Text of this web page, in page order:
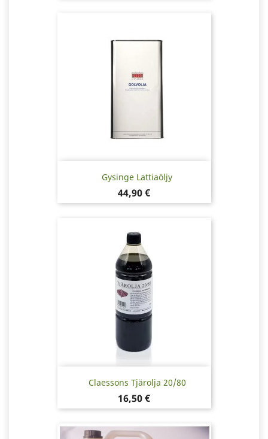
Gysinge Lattiaöljy
Pris
44,90 €
Claessons Tjärolja 20/80
Pris
16,50 €